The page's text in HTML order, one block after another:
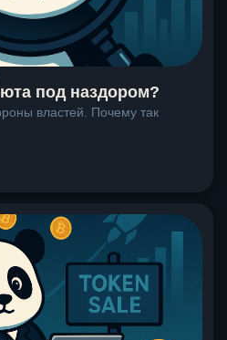
под наздором?
властей. Почему так